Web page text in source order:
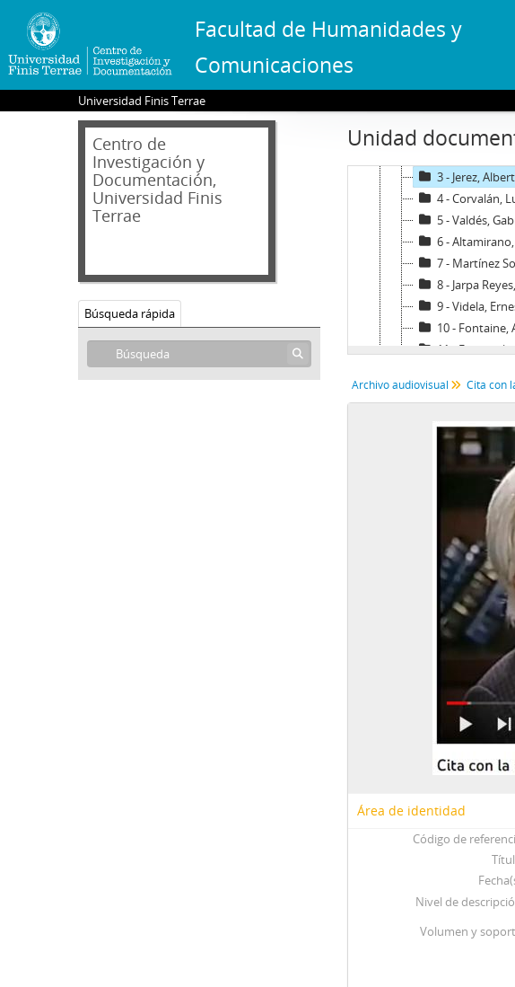
Facultad de Humanidades y
Comunicaciones
Universidad Finis Terrae
Centro de
Investigación y
Documentación,
Universidad Finis
Terrae
Búsqueda rápida
Unidad
01 - Archivo audiovisual
CH - Cita con la
00000 -
1 - Madariaga,
3 - Jerez,
4 - Corvalán,
5 - Valdés,
6 -
7 - Martínez
8 - Jarpa
9 - Videla,
10 - Fontaine,
11 -
13 - Gazmuri,
15 - Viera
16 - Garín,
17 - Marín,
18 - De
19 - Pérez de
20 - Torres
21 - Bardón
22 -
23 - Arrate,
24 -
25 - Zaldívar
26 - Correa,
27 - Errázuriz,
28 - Velasco,
29 - Pérez
30 - Menem,
32 - Martínez
34 -
35 - Foxley,
36 -
37 - Guzmán,
38 -
39 -
40 - Cáceres,
Archivo audiovisual Cita con
Área de identidad
Código de
Nivel de
Volumen y